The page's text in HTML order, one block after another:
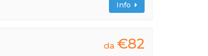
Info
da €82